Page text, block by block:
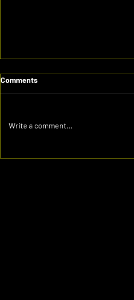
Comments
Write a comment...